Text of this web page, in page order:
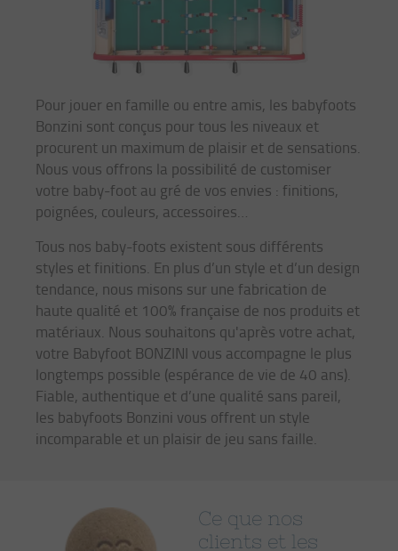
Pour jouer en famille ou entre amis, les babyfoots
Bonzini sont conçus pour tous les niveaux et
procurent un maximum de plaisir et de sensations.
Nous vous offrons la possibilité de customiser
votre baby-foot au gré de vos envies : finitions,
poignées, couleurs, accessoires…
Tous nos baby-foots existent sous différents
styles et finitions. En plus d’un style et d’un design
tendance, nous misons sur une fabrication de
haute qualité et 100% française de nos produits et
matériaux. Nous souhaitons qu'après votre achat,
votre Babyfoot BONZINI vous accompagne le plus
longtemps possible (espérance de vie de 40 ans).
Fiable, authentique et d’une qualité sans pareil,
les babyfoots Bonzini vous offrent un style
incomparable et un plaisir de jeu sans faille.
Ce que nos
clients et les